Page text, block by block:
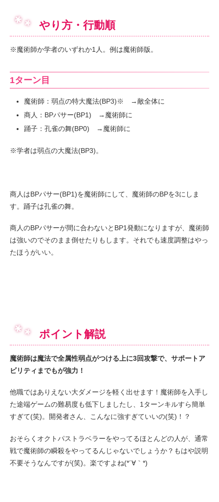
やり方・行動順
※魔術師か学者のいずれか1人。例は魔術師版。
1ターン目
魔術師：弱点の特大魔法(BP3)※ →敵全体に
商人：BPパサー(BP1) →魔術師に
踊子：孔雀の舞(BP0) →魔術師に
※学者は弱点の大魔法(BP3)。
商人はBPパサー(BP1)を魔術師にして、魔術師のBPを3にしま
す。踊子は孔雀の舞。
商人のBPパサーが間に合わないとBP1発動になりますが、魔術師
は強いのでそのまま倒せたりもします。それでも速度調整はやっ
たほうがいい。
ポイント解説
魔術師は魔法で全属性弱点がつける上に3回攻撃で、サポートア
ビリティまでもが強力！
他職ではありえない大ダメージを軽く出せます！魔術師を入手し
た途端ゲームの難易度も低下しましたし、1ターンキルすら簡単
すぎて(笑)。開発者さん、こんなに強すぎていいの(笑)！？
おそらくオクトパストラベラーをやってるほとんどの人が、通常
戦で魔術師の瞬殺をやってるんじゃないでしょうか？もはや説明
不要そうなんですが(笑)。楽ですよね(*´∀｀*)